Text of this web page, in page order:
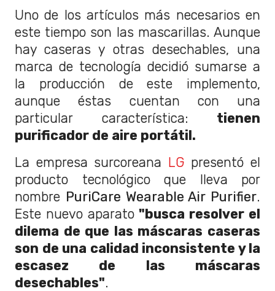
Uno de los artículos más necesarios en
este tiempo son las mascarillas. Aunque
hay caseras y otras desechables, una
marca de tecnología decidió sumarse a
la producción de este implemento,
aunque éstas cuentan con una
particular característica: tienen
purificador de aire portátil.
La empresa surcoreana LG presentó el
producto tecnológico que lleva por
nombre PuriCare Wearable Air Purifier.
Este nuevo aparato"busca resolver el
dilema de que las máscaras caseras
son de una calidad inconsistente y la
escasez de las máscaras
desechables".